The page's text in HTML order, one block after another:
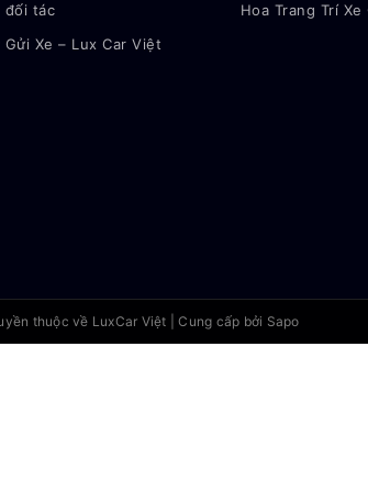
đối tác
Gửi Xe – Lux Car Việt
Hoa Trang Trí Xe
thuộc về LuxCar Việt Cung cấp bởi Sapo